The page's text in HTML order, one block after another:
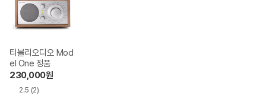
티볼리오디오 Mod
el One 정품
230,000원
2.5 (2)